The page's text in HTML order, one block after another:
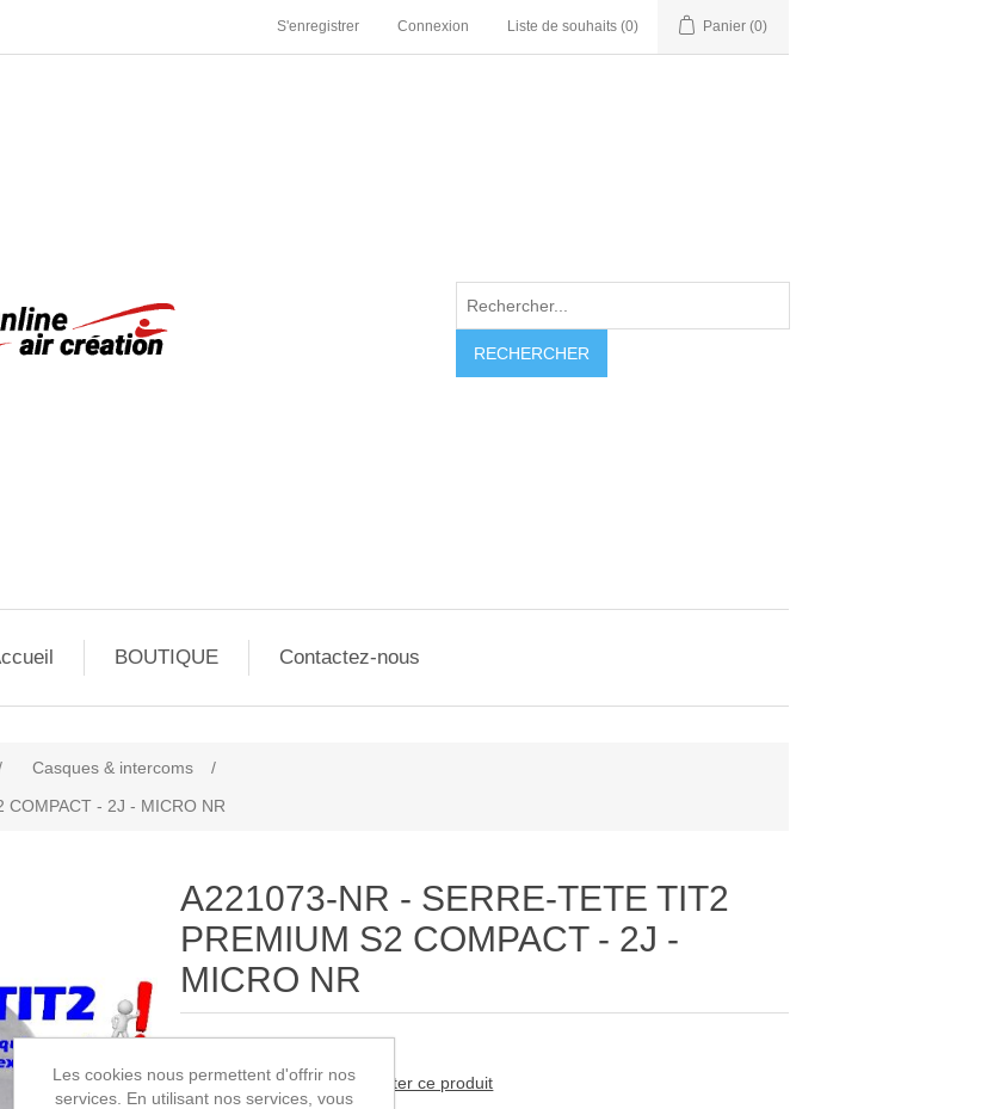
S'enregistrer Connexion Liste de souhaits (0) Panier (0)
RECHERCHER
BOUTIQUE Contactez-nous
Casques & intercoms
/
COMPACT - 2J - MICRO NR
A221073-NR - SERRE-TETE TIT2
PREMIUM S2 COMPACT - 2J -
MICRO NR
Soyez le premier à commenter ce produit
Les cookies nous permettent d'offrir nos
services. En utilisant nos services, vous